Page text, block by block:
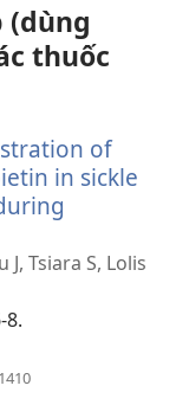
thuốc
of
in sickle
Tsiara S, Lolis
8.